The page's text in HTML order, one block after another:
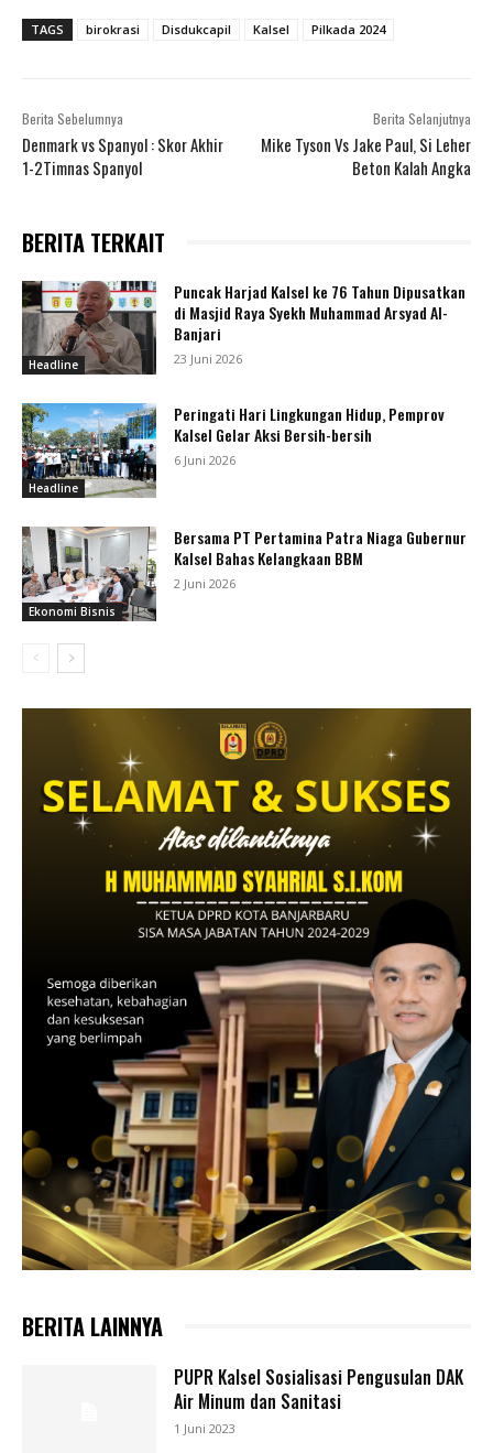
TAGS birokrasi Disdukcapil Kalsel Pilkada 2024
Berita Sebelumnya
Denmark vs Spanyol : Skor Akhir
1-2Timnas Spanyol
Berita Selanjutnya
Mike Tyson Vs Jake Paul, Si Leher
Beton Kalah Angka
BERITA TERKAIT
Headline
Puncak Harjad Kalsel ke 76 Tahun Dipusatkan
di Masjid Raya Syekh Muhammad Arsyad Al-
Banjari
23 Juni 2026
Headline
Peringati Hari Lingkungan Hidup, Pemprov
Kalsel Gelar Aksi Bersih-bersih
6 Juni 2026
Ekonomi Bisnis
Bersama PT Pertamina Patra Niaga Gubernur
Kalsel Bahas Kelangkaan BBM
2 Juni 2026
BERITA LAINNYA
PUPR Kalsel Sosialisasi Pengusulan DAK
Air Minum dan Sanitasi
1 Juni 2023